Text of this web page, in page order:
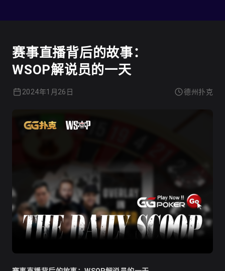
赛事直播背后的故事：
WSOP解说员的一天
2024年1月26日 德州扑克